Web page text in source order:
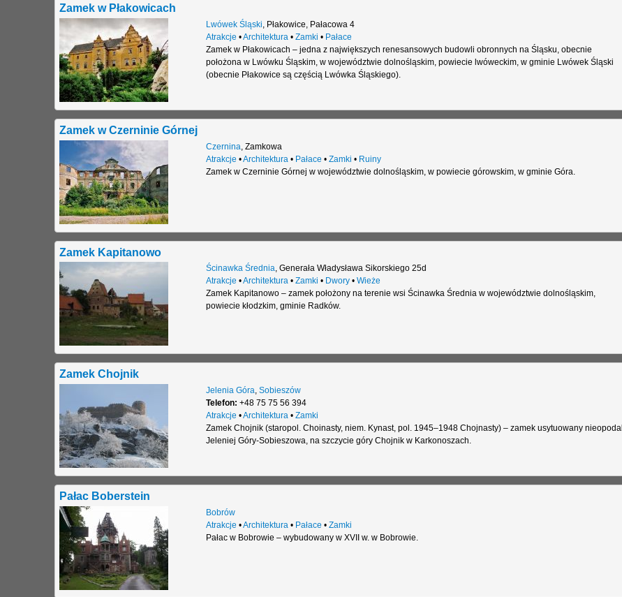
Zamek w Płakowicach
Lwówek Śląski Płakowice Pałacowa 4
Atrakcje •Architektura • Zamki • Pałace
Zamek w Płakowicach – jedna z największych renesansowych budowli obronnych na Śląsku, obecnie
położona w Lwówku Śląskim, w województwie dolnośląskim, powiecie lwóweckim, w gminie Lwówek Śląski
(obecnie Płakowice są częścią Lwówka Śląskiego).
Zamek w Czerninie Górnej
Czernina Zamkowa
Atrakcje •Architektura • Pałace • Zamki • Ruiny
Zamek w Czerninie Górnej w województwie dolnośląskim, w powiecie górowskim, w gminie Góra.
Zamek Kapitanowo
Ścinawka Średnia, Generała Władysława Sikorskiego 25d
Atrakcje •Architektura• Zamki • Dwory• Wieże
Zamek Kapitanowo – zamek położony na terenie wsi Ścinawka Średnia w województwie dolnośląskim,
powiecie kłodzkim, gminie Radków.
Zamek Chojnik
Jelenia Góra, Sobieszów
Telefon: +48 75 75 56 394
Atrakcje •Architektura• Zamki
Zamek Chojnik (staropol. Choinasty, niem. Kynast, pol. 1945–1948 Chojnasty) – zamek usytuowany nieopodal
Jeleniej Góry-Sobieszowa, na szczycie góry Chojnik w Karkonoszach.
Pałac Boberstein
Bobrów
Atrakcje •Architektura• Pałace • Zamki
Pałac w Bobrowie – wybudowany w XVII w. w Bobrowie.